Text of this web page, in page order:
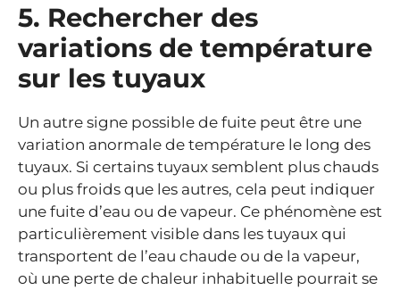
5. Rechercher des
variations de température
sur les tuyaux
Un autre signe possible de fuite peut être une
variation anormale de température le long des
tuyaux. Si certains tuyaux semblent plus chauds
ou plus froids que les autres, cela peut indiquer
une fuite d’eau ou de vapeur. Ce phénomène est
particulièrement visible dans les tuyaux qui
transportent de l’eau chaude ou de la vapeur,
où une perte de chaleur inhabituelle pourrait se